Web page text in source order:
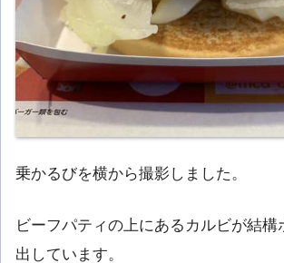
乗かるびを横から撮影しました。
ビーフパティの上にあるカルビが結構
出しています。